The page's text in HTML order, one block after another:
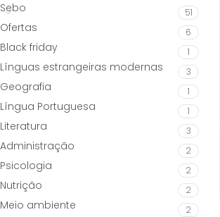
Sebo 51
Ofertas 6
Black friday 1
Línguas estrangeiras modernas 3
Geografia 1
Língua Portuguesa 1
Literatura 3
Administração 2
Psicologia 2
Nutrição 2
Meio ambiente 2